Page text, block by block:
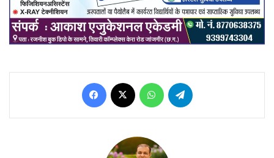
Facebook WhatsApp